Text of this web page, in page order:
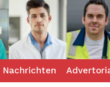
Nachrichten